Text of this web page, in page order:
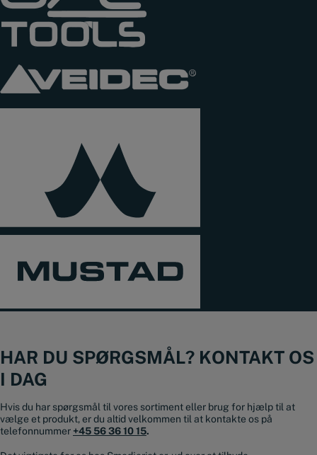
HAR DU SPØRGSMÅL? KONTAKT OS
I DAG
Hvis du har spørgsmål til vores sortiment eller brug for hjælp til at
vælge et produkt, er du altid velkommen til at kontakte os på
telefonnummer +45 56 36 10 15.